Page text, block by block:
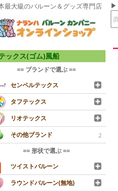
最大級のバルーン＆グッズ専門店
ックス(ゴム)風船
== ブランドで選ぶ ==
センペルテックス
タフテックス
リオテックス
その他ブランド
2
== 形状で選ぶ ==
ツイストバルーン
ラウンドバルーン(無地)